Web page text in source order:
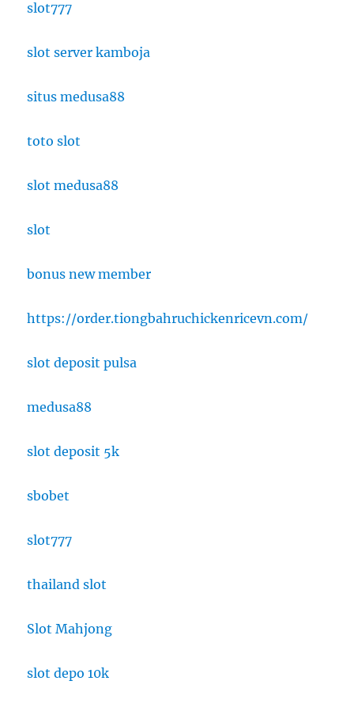
slot777
slot server kamboja
situs medusa88
toto slot
slot medusa88
slot
bonus new member
https://order.tiongbahruchickenricevn.com/
slot deposit pulsa
medusa88
slot deposit 5k
sbobet
slot777
thailand slot
Slot Mahjong
slot depo 10k